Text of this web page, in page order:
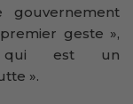
geste »,
qui est un
».